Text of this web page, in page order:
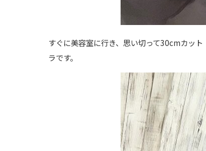
すぐに美容室に行き、思い切って30cmカッ
ラです。